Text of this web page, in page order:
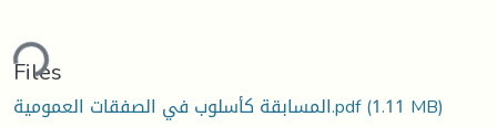
Files
المسابقة كأسلوب في الصفقات العمومية.pdf(1.11 MB)